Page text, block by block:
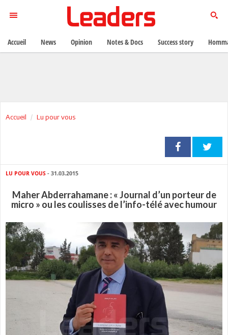
Accueil Lu pour vous
LU POUR VOUS - 31.03.2015
Maher Abderrahamane : « Journal d’un porteur de
micro » ou les coulisses de l’info-télé avec humour
Accueil News Opinion Notes & Docs Success story